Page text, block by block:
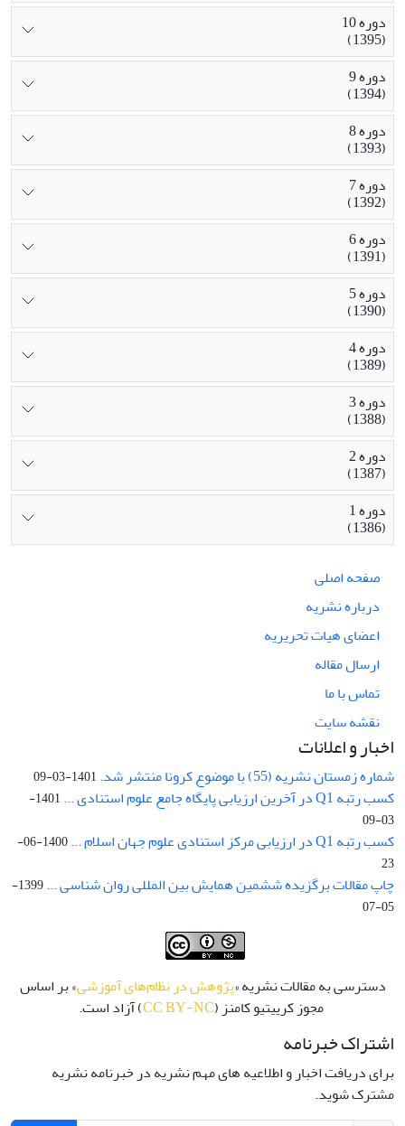
دوره 10
(1395)
دوره 9
(1394)
دوره 8
(1393)
دوره 7
(1392)
دوره 6
(1391)
دوره 5
(1390)
دوره 4
(1389)
دوره 3
(1388)
دوره 2
(1387)
دوره 1
(1386)
صفحه اصلی
درباره نشریه
اعضای هیات تحریریه
ارسال مقاله
تماس با ما
نقشه سایت
اخبار و اعلانات
شماره زمستان نشریه (55) با موضوع کرونا منتشر شد. 1401-03-09
کسب رتبه Q1 در آخرین ارزیابی پایگاه جامع علوم استنادی ...
1401-
03-09
کسب رتبه Q1 در ارزیابی مرکز استنادی علوم جهان اسلام ...
1400-06-
23
چاپ مقالات برگزیده ششمین همایش بین المللی روان شناسی ...
1399-
05-07
دسترسی به مقالات نشریه «پژوهش در نظام‌های آموزشی» بر اساس
مجوز کرییتیو کامنز (CC BY-NC) آزاد است.
اشتراک خبرنامه
برای دریافت اخبار و اطلاعیه های مهم نشریه در خبرنامه نشریه
مشترک شوید.